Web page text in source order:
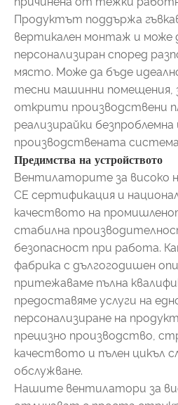
Продуктът поддържа
вертикален монтаж и може
персонализиран според
място. Може да бъде
тесни машинни помещения,
открити производствени
реализирайки
производствената
Предимства на устройството
Вентилаторите за високо
CE сертификация и
качеството на
стабилна
безопасност при работа.
фабрика с дългогодишен
притежаваме пълна
предоставяме услуги на
персонализиране на
прецизно производство,
качеството и пълен цикъл
обслужване.
Нашите вентилатори за